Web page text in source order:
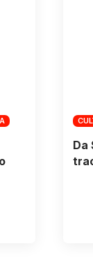
Da